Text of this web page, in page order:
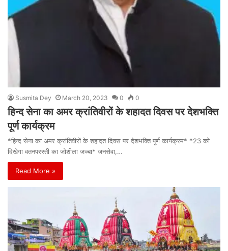
Susmita Dey March 20, 2023 0 0
हिन्द सेना का अमर क्रांतिवीरों के शहादत दिवस पर देशभक्ति
पूर्ण कार्यक्रम
*हिन्द सेना का अमर क्रांतिवीरों के शहादत दिवस पर देशभक्ति पूर्ण कार्यक्रम* *23 को
दिखेगा वतनपरस्ती का जोशीला जज्बा* जनसेवा,…
Read More »